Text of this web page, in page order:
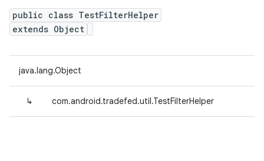
public class TestFilterHelper
extends Object
java.lang.Object
↳ com.android.tradefed.util.TestFilterHelper